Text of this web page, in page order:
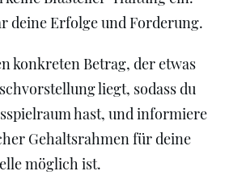
deine Erfolge und Forderung.
konkreten Betrag, der etwas
liegt, sodass du
hast, und informiere
Gehaltsrahmen für deine
möglich ist.